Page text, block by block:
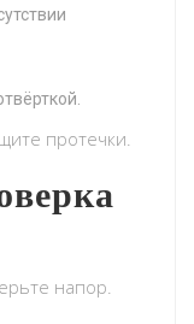
протечки.
напор.